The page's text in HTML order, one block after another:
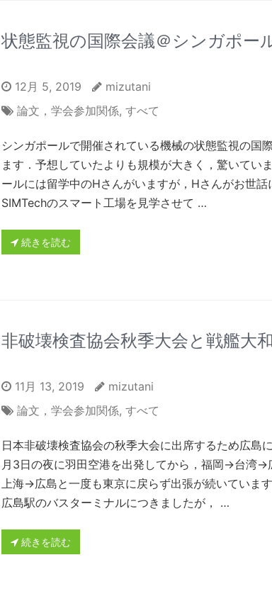
状態監視の国際会議＠シンガポー
12月 5, 2019
mizutani
論文，学会参加関係, すべて
シンガポールで開催されている機械の状態監視の国
ます．予想していたよりも規模が大きく，驚いてい
ールには留学中のHさんがいますが，Hさんがお世話
SIMTechのスマート工場を見学させて …
続きを読む
非破壊検査協会秋季大会と戦艦大和
11月 13, 2019
mizutani
論文，学会参加関係, すべて
日本非破壊検査協会の秋季大会に出席するため広島
月3日の夜に羽田空港を出発してから，福岡→台湾
上海→広島と一度も東京に戻らず出張が続いていま
広島駅のバスターミナルにつきましたが， …
続きを読む